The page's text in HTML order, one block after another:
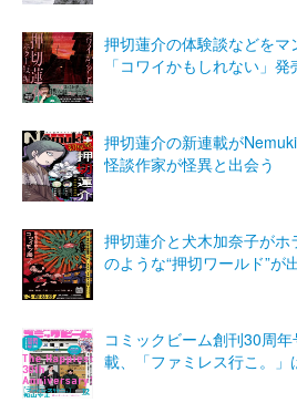
押切蓮介の体験談などを
「コワイかもしれない」発
押切蓮介の新連載が
怪談作家が怪異と出会う
押切蓮介と犬木加奈子が
のような“押切ワールド”が
コミックビーム創刊30周
載、「ファミレス行こ。」